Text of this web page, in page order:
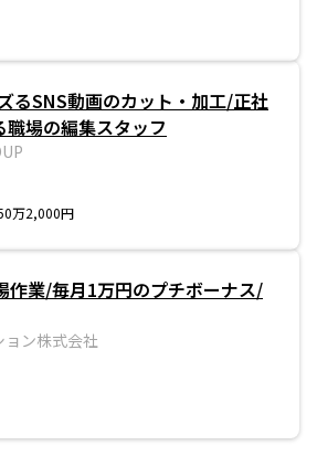
るSNS動画のカット・加工/正社
職場の編集スタッフ
万2,000円
作業/毎月1万円のプチボーナス/
ン株式会社